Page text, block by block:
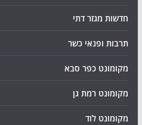
חדשות מגזר דתי
תרבות ופנאי כשר
מקומונט כפר סבא
מקומונט רמת גן
מקומונט לוד